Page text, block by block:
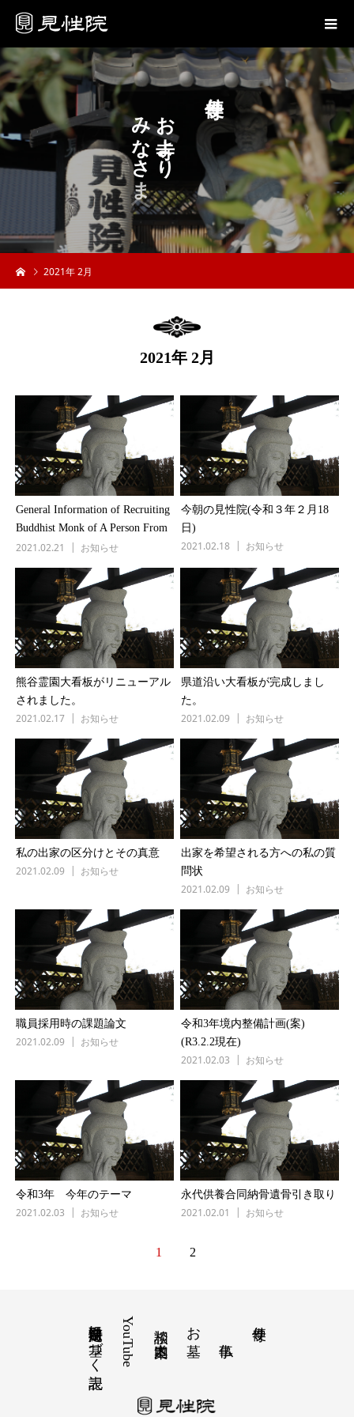
り
お
よ
り
み
な
さ
ま
へ
2021年 2月
2021年 2月
General Information of Recruiting
Buddhist Monk of A Person From
Overseas
2021.02.21 お知らせ
今朝の見性院(令和３年２月18
日)
2021.02.18 お知らせ
熊谷霊園大看板がリニューアル
されました。
2021.02.17 お知らせ
県道沿い大看板が完成しまし
た。
2021.02.09 お知らせ
私の出家の区分けとその真意
2021.02.09 お知らせ
出家を希望される方への私の質
問状
2021.02.09 お知らせ
職員採用時の課題論文
2021.02.09 お知らせ
令和3年境内整備計画(案)
(R3.2.2現在)
2021.02.03 お知らせ
令和3年 今年のテーマ
2021.02.03 お知らせ
永代供養合同納骨遺骨引き取り
2021.02.01 お知らせ
1 2
寺便り
お墓
YouTube
特定商取引法に基づく表記